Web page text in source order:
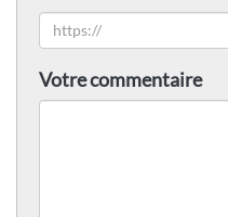
Votre commentaire